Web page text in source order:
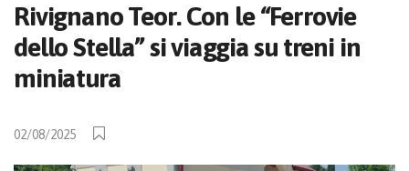
Rivignano Teor. Con le “Ferrovie
dello Stella” si viaggia su treni in
miniatura
02/08/2025